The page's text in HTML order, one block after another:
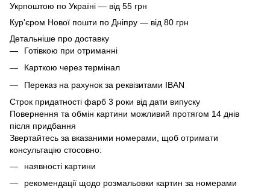
Укрпоштою по Україні — від 55 грн
Кур'єром Нової пошти по Дніпру — від 80 грн
Детальніше про доставку
Готівкою при отриманні
Карткою через термінал
Переказ на рахунок за реквізитами IBAN
Строк придатності фарб 3 роки від дати випуску
Повернення та обмін картини можливий протягом 14 днів
після придбання
Звертайтесь за вказаними номерами, щоб отримати
консультацію стосовно:
наявності картини
рекомендації щодо розмальовки картин за номерами